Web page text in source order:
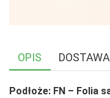
OPIS
Podłoże: FN – Folia